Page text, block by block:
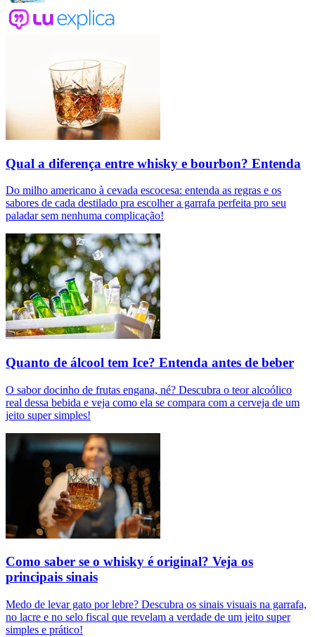
Qual a diferença entre whisky e bourbon? Entenda
Do milho americano à cevada escocesa: entenda as regras e os
sabores de cada destilado pra escolher a garrafa perfeita pro seu
paladar sem nenhuma complicação!
Quanto de álcool tem Ice? Entenda antes de beber
O sabor docinho de frutas engana, né? Descubra o teor alcoólico
real dessa bebida e veja como ela se compara com a cerveja de um
jeito super simples!
Como saber se o whisky é original? Veja os
principais sinais
Medo de levar gato por lebre? Descubra os sinais visuais na garrafa,
no lacre e no selo fiscal que revelam a verdade de um jeito super
simples e prático!